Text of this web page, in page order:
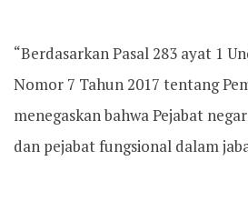
“Berdasarkan Pasal 283 ayat 1
Nomor 7 Tahun 2017 tentang
menegaskan bahwa Pejabat
dan pejabat fungsional dalam